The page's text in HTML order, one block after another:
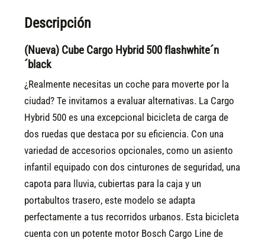
Descripción
(Nueva) Cube Cargo Hybrid 500 flashwhite´n
´black
¿Realmente necesitas un coche para moverte por la
ciudad? Te invitamos a evaluar alternativas. La Cargo
Hybrid 500 es una excepcional bicicleta de carga de
dos ruedas que destaca por su eficiencia. Con una
variedad de accesorios opcionales, como un asiento
infantil equipado con dos cinturones de seguridad, una
capota para lluvia, cubiertas para la caja y un
portabultos trasero, este modelo se adapta
perfectamente a tus recorridos urbanos. Esta bicicleta
cuenta con un potente motor Bosch Cargo Line de